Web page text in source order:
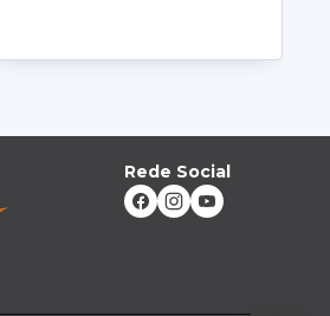
Rede Social